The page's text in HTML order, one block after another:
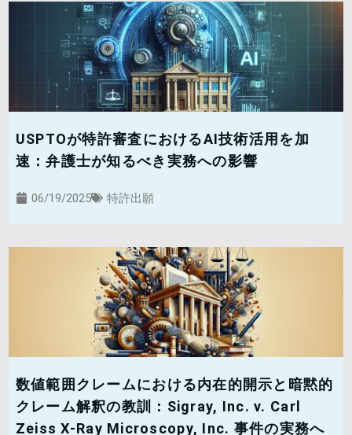
USPTOが特許審査におけるAI技術活用を加
速：弁護士が知るべき実務への影響
06/19/2025 特許出願
数値範囲クレームにおける内在的開示と暗黙的
クレーム解釈の教訓：Sigray, Inc. v. Carl
Zeiss X-Ray Microscopy, Inc. 事件の実務へ